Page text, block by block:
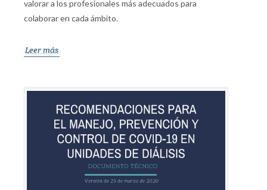
valorar a los profesionales más adecuados para
colaborar en cada ámbito.
Leer más